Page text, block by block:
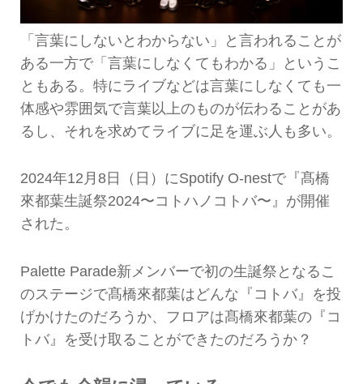
「言葉にしないとわからない」と言われることが
ある一方で「言葉にしなくてもわかる」というこ
ともある。特にライブなどは言葉にしなくても一
体感や雰囲気で言葉以上のものが伝わることがあ
るし、それを求めてライブに足を運ぶ人も多い。
2024年12月8日（日）にSpotify O-nestで『髙橋
來都葉生誕祭2024〜コトハノコトバ〜』が開催
された。
Palette Parade新メンバーで初の生誕祭となるこ
のステージで髙橋來都葉はどんな『コトバ』を投
げかけたのだろうか、フロアは髙橋來都葉の『コ
トバ』を受け取ることができたのだろうか？